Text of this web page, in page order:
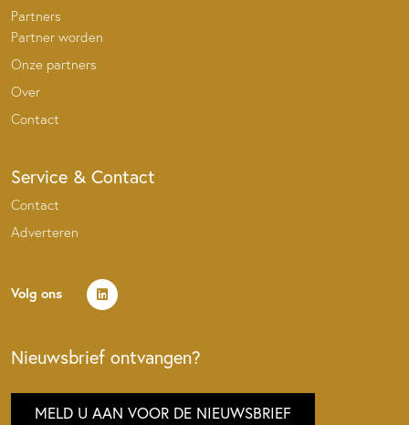
Partners
Partner worden
Onze partners
Over
Contact
Service & Contact
Contact
Adverteren
Volg ons
Nieuwsbrief ontvangen?
MELD U AAN VOOR DE NIEUWSBRIEF